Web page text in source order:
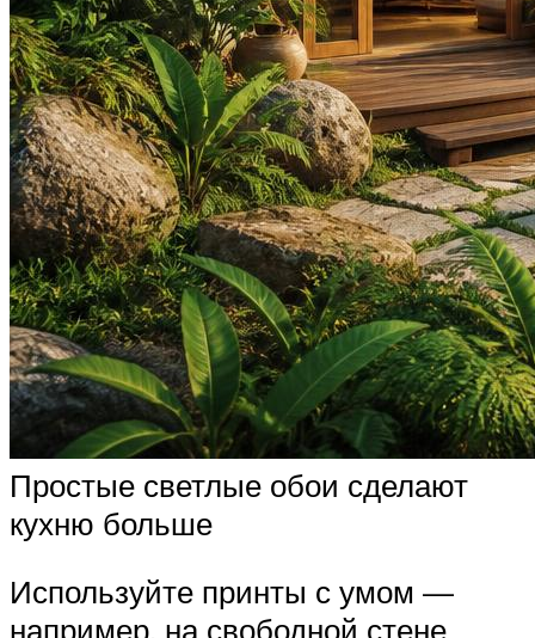
Простые светлые обои сделают
кухню больше
Используйте принты с умом —
например, на свободной стене